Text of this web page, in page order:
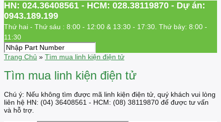
HN: 024.36408561 - HCM: 028.38119870 - Dự án:
0943.189.199
Thứ hai - Thứ sáu : 8:00 - 12:00 & 13:30 - 17:30. Thứ bảy: 8:00 -
11:30
Trang Chủ » Tìm mua linh kiện điện tử
Tìm mua linh kiện điện tử
Chú ý: Nếu không tìm được mã linh kiện điện tử, quý khách vui lòng
liên hệ HN: (04) 36408561 - HCM: (08) 38119870 để được tư vấn
và hỗ trợ.